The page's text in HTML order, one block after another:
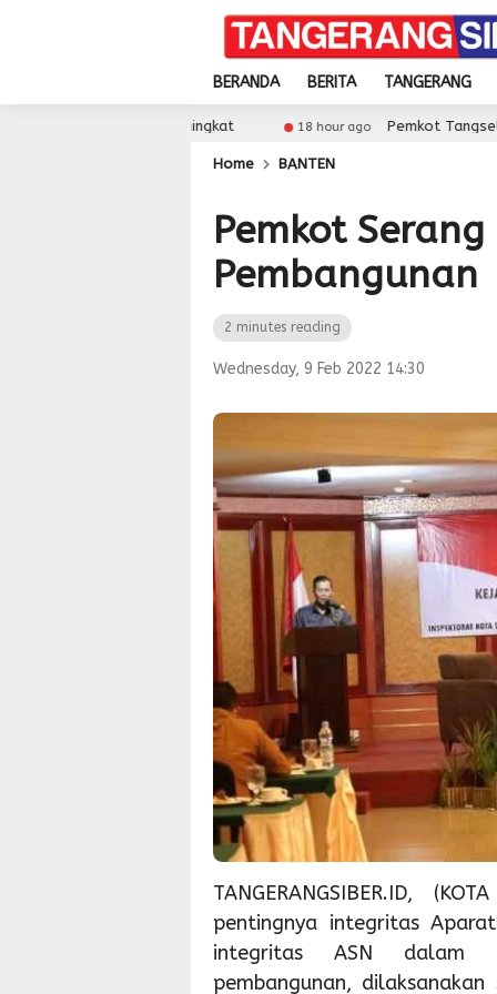
BERANDA BERITA TANGERANG
18 hour ago Pemkot Tangsel Matangkan
Home BANTEN
Pemkot
Pembangunan
2 minutes reading
Wednesday, 9 Feb 2022 14:30
TANGERANGSIBER.ID,
pentingnya integritas
integritas ASN dalam
pembangunan,